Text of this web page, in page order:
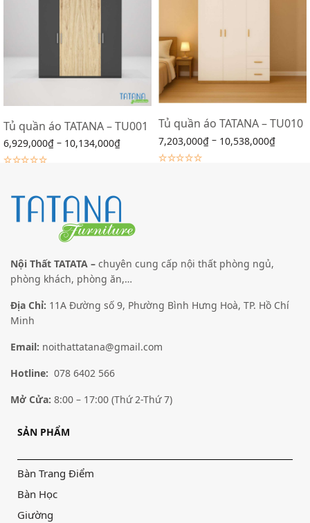
Tủ quần áo TATANA – TU001
6,929,000₫ – 10,134,000₫
Lựa chọn các tùy chọn
Tủ quần áo TATANA – TU010
7,203,000₫ – 10,538,000₫
Lựa chọn các tùy chọn
Tủ quần áo TATANA – TU020
6,733,000 –9,874,000₫
Tủ quần áo TATANA – TU017
Nội Thất TATATA –chuyên cung cấp nội thất phòng ngủ,
phòng khách, phòng ăn,…
Địa Chỉ: 11A Đường số 9, Phường Bình Hưng Hoà, TP. Hồ Chí
Minh
Email: noithattatana@gmail.com
Hotline: 078 6402 566
Mở Cửa:8:00 – 17:00 (Thứ 2-Thứ 7)
SẢN PHẨM
Bàn Trang Điểm
Bàn Học
Giường